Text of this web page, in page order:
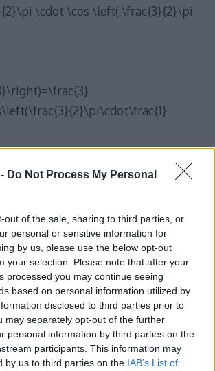
Do Not Process My Personal
out of the sale, sharing to third parties, or
personal or sensitive information for
by us, please use the below opt-out
your selection. Please note that after your
processed you may continue seeing
based on personal information utilized by
disclosed to third parties prior to
may separately opt-out of the further
personal information by third parties on the
participants. This information may
by us to third parties on the IAB’s List of
\cdot \cos \left( \frac{3}{2}\pi
\(\alpha\) (Fig.2) corrisponde
e l’asse \(x\). Essendo \(m_r\) il
che la retta forma con il
delle x, si ha che:
rad